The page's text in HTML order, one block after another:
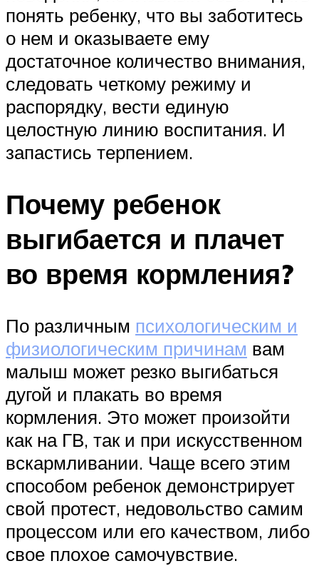
понять ребенку, что вы заботитесь
о нем и оказываете ему
достаточное количество внимания,
следовать четкому режиму и
распорядку, вести единую
целостную линию воспитания. И
запастись терпением.
Почему ребенок
выгибается и плачет
во время кормления?
По различным психологическим и
физиологическим причинам вам
малыш может резко выгибаться
дугой и плакать во время
кормления. Это может произойти
как на ГВ, так и при искусственном
вскармливании. Чаще всего этим
способом ребенок демонстрирует
свой протест, недовольство самим
процессом или его качеством, либо
свое плохое самочувствие.